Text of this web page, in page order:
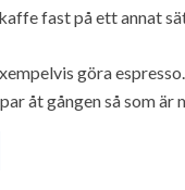
fast på ett annat
göra
åt gången så som är